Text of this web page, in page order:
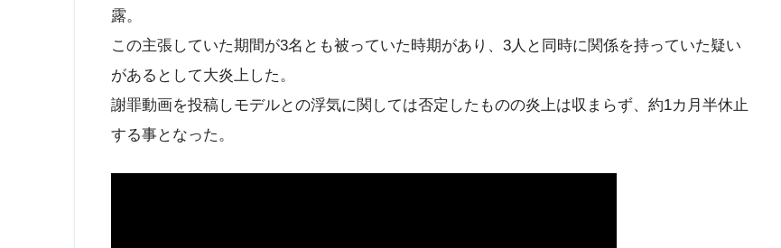
露。
この主張していた期間が3名とも被っていた時期があり、3人と同時に関係を持っていた疑い
があるとして大炎上した。
謝罪動画を投稿しモデルとの浮気に関しては否定したものの炎上は収まらず、約1カ月半休止
する事となった。